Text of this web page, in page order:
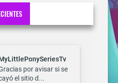
por avisar si se
el sitio d...